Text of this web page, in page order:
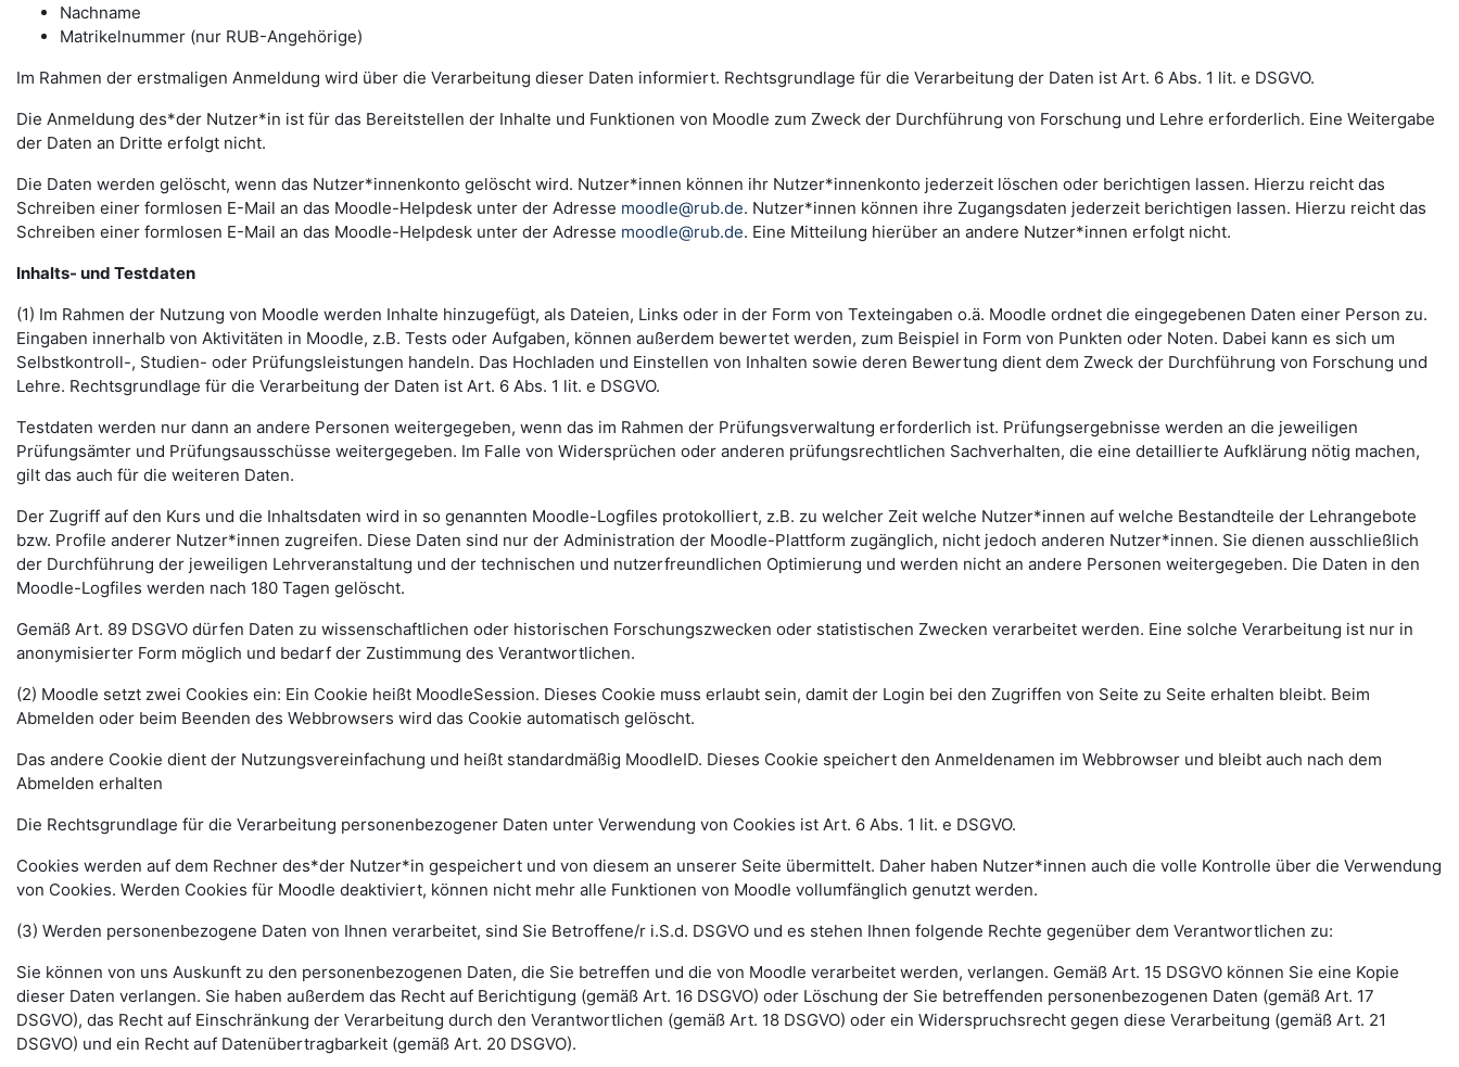
Nachname
Matrikelnummer (nur RUB-Angehörige)
Im Rahmen der erstmaligen Anmeldung wird über die Verarbeitung dieser Daten informiert. Rechtsgrundlage für die Verarbeitung der Daten ist Art. 6 Abs. 1 lit. e DSGVO.
Die Anmeldung des*der Nutzer*in ist für das Bereitstellen der Inhalte und Funktionen von Moodle zum Zweck der Durchführung von Forschung und Lehre erforderlich. Eine Weitergabe
der Daten an Dritte erfolgt nicht.
Die Daten werden gelöscht, wenn das Nutzer*innenkonto gelöscht wird. Nutzer*innen können ihr Nutzer*innenkonto jederzeit löschen oder berichtigen lassen. Hierzu reicht das
Schreiben einer formlosen E-Mail an das Moodle-Helpdesk unter der Adresse moodle@rub.de. Nutzer*innen können ihre Zugangsdaten jederzeit berichtigen lassen. Hierzu reicht das
Schreiben einer formlosen E-Mail an das Moodle-Helpdesk unter der Adresse moodle@rub.de. Eine Mitteilung hierüber an andere Nutzer*innen erfolgt nicht.
Inhalts- und Testdaten
(1) Im Rahmen der Nutzung von Moodle werden Inhalte hinzugefügt, als Dateien, Links oder in der Form von Texteingaben o.ä. Moodle ordnet die eingegebenen Daten einer Person zu.
Eingaben innerhalb von Aktivitäten in Moodle, z.B. Tests oder Aufgaben, können außerdem bewertet werden, zum Beispiel in Form von Punkten oder Noten. Dabei kann es sich um
Selbstkontroll-, Studien- oder Prüfungsleistungen handeln. Das Hochladen und Einstellen von Inhalten sowie deren Bewertung dient dem Zweck der Durchführung von Forschung und
Lehre. Rechtsgrundlage für die Verarbeitung der Daten ist Art. 6 Abs. 1 lit. e DSGVO.
Testdaten werden nur dann an andere Personen weitergegeben, wenn das im Rahmen der Prüfungsverwaltung erforderlich ist. Prüfungsergebnisse werden an die jeweiligen
Prüfungsämter und Prüfungsausschüsse weitergegeben. Im Falle von Widersprüchen oder anderen prüfungsrechtlichen Sachverhalten, die eine detaillierte Aufklärung nötig machen,
gilt das auch für die weiteren Daten.
Der Zugriff auf den Kurs und die Inhaltsdaten wird in so genannten Moodle-Logfiles protokolliert, z.B. zu welcher Zeit welche Nutzer*innen auf welche Bestandteile der Lehrangebote
bzw. Profile anderer Nutzer*innen zugreifen. Diese Daten sind nur der Administration der Moodle-Plattform zugänglich, nicht jedoch anderen Nutzer*innen. Sie dienen ausschließlich
der Durchführung der jeweiligen Lehrveranstaltung und der technischen und nutzerfreundlichen Optimierung und werden nicht an andere Personen weitergegeben. Die Daten in den
Moodle-Logfiles werden nach 180 Tagen gelöscht.
Gemäß Art. 89 DSGVO dürfen Daten zu wissenschaftlichen oder historischen Forschungszwecken oder statistischen Zwecken verarbeitet werden. Eine solche Verarbeitung ist nur in
anonymisierter Form möglich und bedarf der Zustimmung des Verantwortlichen.
(2) Moodle setzt zwei Cookies ein: Ein Cookie heißt MoodleSession. Dieses Cookie muss erlaubt sein, damit der Login bei den Zugriffen von Seite zu Seite erhalten bleibt. Beim
Abmelden oder beim Beenden des Webbrowsers wird das Cookie automatisch gelöscht.
Das andere Cookie dient der Nutzungsvereinfachung und heißt standardmäßig MoodleID. Dieses Cookie speichert den Anmeldenamen im Webbrowser und bleibt auch nach dem
Abmelden erhalten
Die Rechtsgrundlage für die Verarbeitung personenbezogener Daten unter Verwendung von Cookies ist Art. 6 Abs. 1 lit. e DSGVO.
Cookies werden auf dem Rechner des*der Nutzer*in gespeichert und von diesem an unserer Seite übermittelt. Daher haben Nutzer*innen auch die volle Kontrolle über die Verwendung
von Cookies. Werden Cookies für Moodle deaktiviert, können nicht mehr alle Funktionen von Moodle vollumfänglich genutzt werden.
(3) Werden personenbezogene Daten von Ihnen verarbeitet, sind Sie Betroffene/r i.S.d. DSGVO und es stehen Ihnen folgende Rechte gegenüber dem Verantwortlichen zu:
Sie können von uns Auskunft zu den personenbezogenen Daten, die Sie betreffen und die von Moodle verarbeitet werden, verlangen. Gemäß Art. 15 DSGVO können Sie eine Kopie
dieser Daten verlangen. Sie haben außerdem das Recht auf Berichtigung (gemäß Art. 16 DSGVO) oder Löschung der Sie betreffenden personenbezogenen Daten (gemäß Art. 17
DSGVO), das Recht auf Einschränkung der Verarbeitung durch den Verantwortlichen (gemäß Art. 18 DSGVO) oder ein Widerspruchsrecht gegen diese Verarbeitung (gemäß Art. 21
DSGVO) und ein Recht auf Datenübertragbarkeit (gemäß Art. 20 DSGVO).